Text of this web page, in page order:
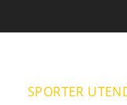
SPORTER